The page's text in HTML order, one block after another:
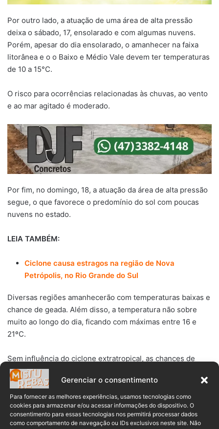
Gerenciar o consentimento
Para fornecer as melhores experiências, usamos tecnologias como
cookies para armazenar e/ou acessar informações do dispositivo. O
consentimento para essas tecnologias nos permitirá processar dados
como comportamento de navegação ou IDs exclusivos neste site. Não
Por outro lado, a atuação de uma área de alta pressão
deixa o sábado, 17, ensolarado e com algumas nuvens.
Porém, apesar do dia ensolarado, o amanhecer na faixa
litorânea e o o Baixo e Médio Vale devem ter temperaturas
de 10 a 15°C.
O risco para ocorrências relacionadas às chuvas, ao vento
e ao mar agitado é moderado.
Por fim, no domingo, 18, a atuação da área de alta pressão
segue, o que favorece o predomínio do sol com poucas
nuvens no estado.
LEIA TAMBÉM:
Ciclone causa estragos na região de Nova
Petrópolis, no Rio Grande do Sul
Diversas regiões amanhecerão com temperaturas baixas e
chance de geada. Além disso, a temperatura não sobre
muito ao longo do dia, ficando com máximas entre 16 e
21ºC.
Sem influência do ciclone extratropical, as chances de
ocorrências meteorológicas são baixas.